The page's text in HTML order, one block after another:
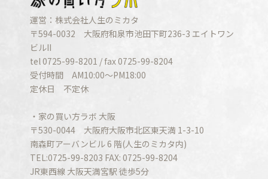
運営：株式会社人生のミカタ
〒594-0032 大阪府和泉市池田下町236-3 エイトワン
ビルII
tel 0725-99-8201 / fax 0725-99-8204
受付時間 AM10:00〜PM18:00
定休日 不定休
・家の買い方ラボ 大阪
〒530-0044 大阪府大阪市北区東天満 1-3-10
南森町アーバンビル 6 階(人生のミカタ内)
TEL:0725-99-8203 FAX: 0725-99-8204
JR東西線 大阪天満宮駅 徒歩5分